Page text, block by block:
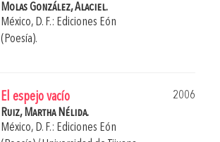
Molas González, Alaciel.
México, D. F.: Ediciones Eón
(Poesía).
El espejo vacío
2006
Ruiz, Martha Nélida.
México, D. F.: Ediciones Eón